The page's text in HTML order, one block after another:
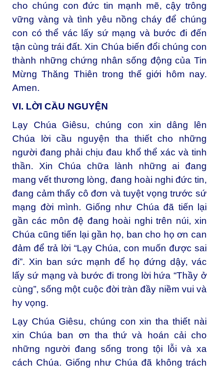
cho chúng con đức tin mạnh mẽ, cậy trông
vững vàng và tình yêu nồng cháy để chúng
con có thể vác lấy sứ mạng và bước đi đến
tận cùng trái đất. Xin Chúa biến đổi chúng con
thành những chứng nhân sống động của Tin
Mừng Thăng Thiên trong thế giới hôm nay.
Amen.
VI. LỜI CẦU NGUYỆN
Lạy Chúa Giêsu, chúng con xin dâng lên
Chúa lời cầu nguyện tha thiết cho những
người đang phải chịu đau khổ thể xác và tinh
thần. Xin Chúa chữa lành những ai đang
mang vết thương lòng, đang hoài nghi đức tin,
đang cảm thấy cô đơn và tuyệt vọng trước sứ
mạng đời mình. Giống như Chúa đã tiến lại
gần các môn đệ đang hoài nghi trên núi, xin
Chúa cũng tiến lại gần họ, ban cho họ ơn can
đảm để trả lời “Lạy Chúa, con muốn được sai
đi”. Xin ban sức mạnh để họ đứng dậy, vác
lấy sứ mạng và bước đi trong lời hứa “Thầy ở
cùng”, sống một cuộc đời tràn đầy niềm vui và
hy vọng.
Lạy Chúa Giêsu, chúng con xin tha thiết nài
xin Chúa ban ơn tha thứ và hoán cải cho
những người đang sống trong tội lỗi và xa
cách Chúa. Giống như Chúa đã không trách